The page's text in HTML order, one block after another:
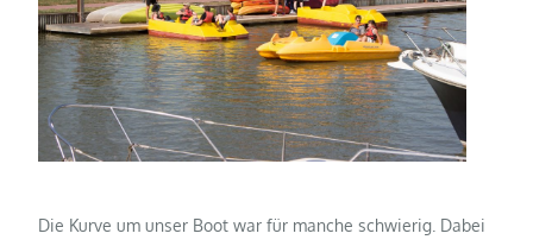
Die Kurve um unser Boot war für manche schwierig. Dabei